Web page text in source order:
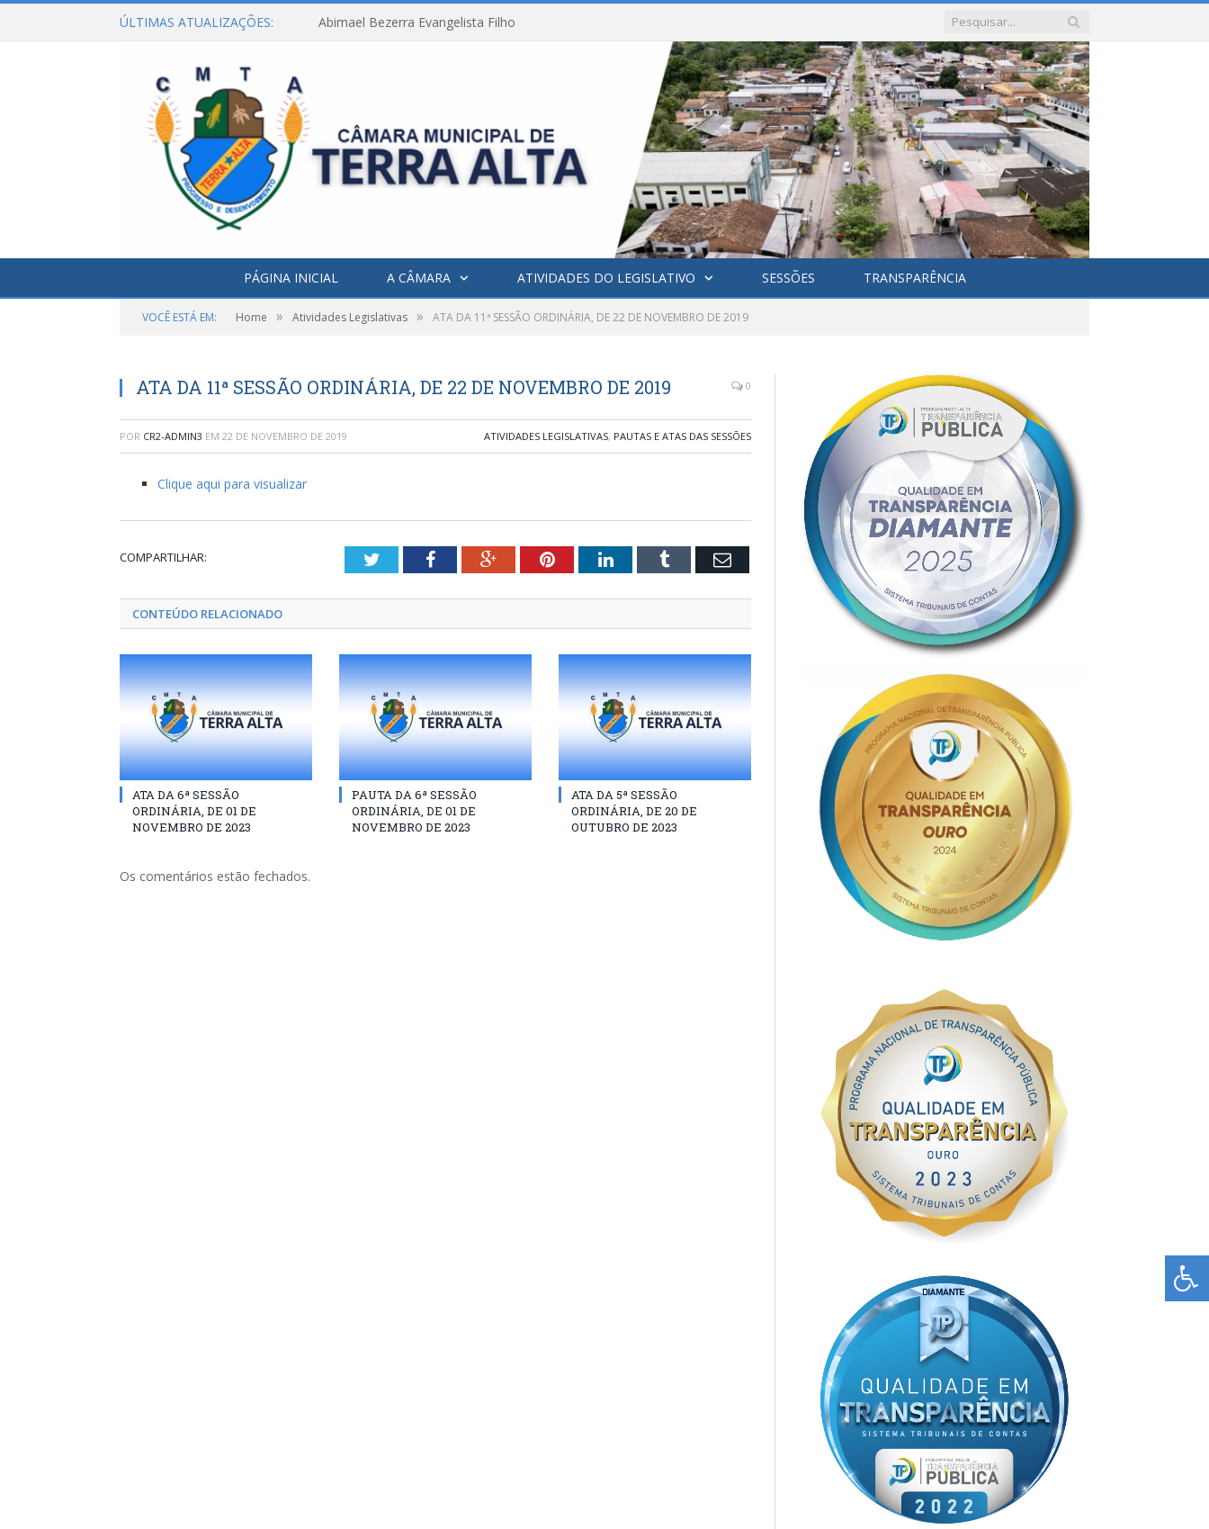
ÚLTIMAS ATUALIZAÇÕES: Abimael Bezerra Evangelista Filho
PÁGINA INICIAL A CÂMARA ATIVIDADES DO LEGISLATIVO SESSÕES TRANSPARÊNCIA
VOCÊ ESTÁ EM: Home » Atividades Legislativas » ATA DA 11ª SESSÃO ORDINÁRIA, DE 22 DE NOVEMBRO DE 2019
ATA DA 11ª SESSÃO ORDINÁRIA, DE 22 DE NOVEMBRO DE 2019 0
POR CR2-ADMIN3 EM 22 DE NOVEMBRO DE 2019 ATIVIDADES LEGISLATIVAS, PAUTAS E ATAS DAS SESSÕES
Clique aqui para visualizar
COMPARTILHAR: TwitterFacebookGoogle+PinterestLinkedInTumblr Email
CONTEÚDO RELACIONADO
ATA DA 6ª SESSÃO
ORDINÁRIA, DE 01 DE
NOVEMBRO DE 2023
PAUTA DA 6ª SESSÃO
ORDINÁRIA, DE 01 DE
NOVEMBRO DE 2023
ATA DA 5ª SESSÃO
ORDINÁRIA, DE 20 DE
OUTUBRO DE 2023
Os comentários estão fechados.